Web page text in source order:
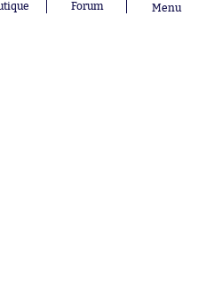
Forum Menu